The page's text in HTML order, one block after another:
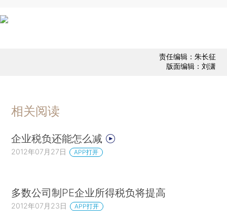
责任编辑：朱长征
版面编辑：刘潇
相关阅读
企业税负还能怎么减
2012年07月27日 APP打开
多数公司制PE企业所得税负将提高
2012年07月23日 APP打开